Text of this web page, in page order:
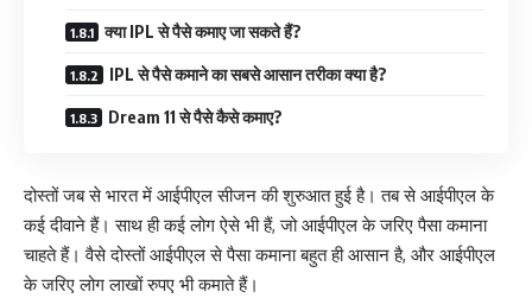
क्या IPL से पैसे कमाए जा सकते हैं?
IPL से पैसे कमाने का सबसे आसान तरीका क्या है?
Dream 11 से पैसे कैसे कमाए?
दोस्तों जब से भारत में आईपीएल सीजन की शुरुआत हुई है। तब से आईपीएल के
कई दीवाने हैं। साथ ही कई लोग ऐसे भी हैं, जो आईपीएल के जरिए पैसा कमाना
चाहते हैं। वैसे दोस्तों आईपीएल से पैसा कमाना बहुत ही आसान है, और आईपीएल
के जरिए लोग लाखों रुपए भी कमाते हैं।